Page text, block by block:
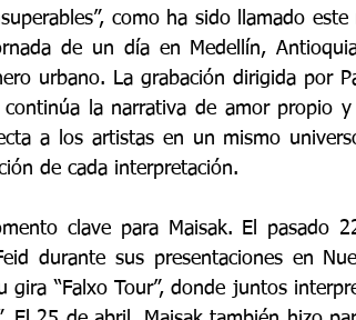
como ha sido llamado
de un día en Medellín,
urbano. La grabación dirigida por
la narrativa de amor propio y
a los artistas en un mismo
de cada interpretación.
clave para Maisak. El pasado
durante sus presentaciones en
gira “Falxo Tour”, donde juntos